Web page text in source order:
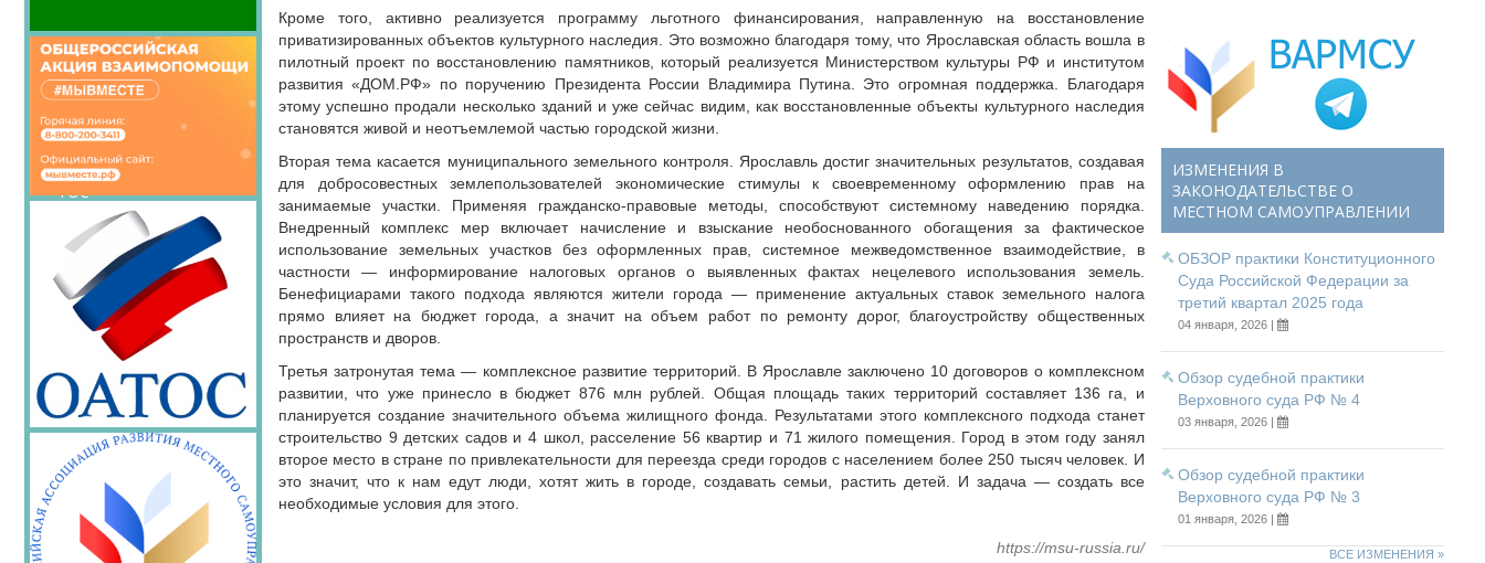
Вопрос-ответ
ОКМО
Информационный
бюллетень МСУ
НАСЕЛЕНИЕ И МСУ
ТОС
Лучшие практики ТОС
Кроме того, активно реализуется программу льготного финансирования, направленную на восстановление
приватизированных объектов культурного наследия. Это возможно благодаря тому, что Ярославская область вошла в
пилотный проект по восстановлению памятников, который реализуется Министерством культуры РФ и институтом
развития «ДОМ.РФ» по поручению Президента России Владимира Путина. Это огромная поддержка. Благодаря
этому успешно продали несколько зданий и уже сейчас видим, как восстановленные объекты культурного наследия
становятся живой и неотъемлемой частью городской жизни.
Вторая тема касается муниципального земельного контроля. Ярославль достиг значительных результатов, создавая
для добросовестных землепользователей экономические стимулы к своевременному оформлению прав на
занимаемые участки. Применяя гражданско-правовые методы, способствуют системному наведению порядка.
Внедренный комплекс мер включает начисление и взыскание необоснованного обогащения за фактическое
использование земельных участков без оформленных прав, системное межведомственное взаимодействие, в
частности — информирование налоговых органов о выявленных фактах нецелевого использования земель.
Бенефициарами такого подхода являются жители города — применение актуальных ставок земельного налога
прямо влияет на бюджет города, а значит на объем работ по ремонту дорог, благоустройству общественных
пространств и дворов.
Третья затронутая тема — комплексное развитие территорий. В Ярославле заключено 10 договоров о комплексном
развитии, что уже принесло в бюджет 876 млн рублей. Общая площадь таких территорий составляет 136 га, и
планируется создание значительного объема жилищного фонда. Результатами этого комплексного подхода станет
строительство 9 детских садов и 4 школ, расселение 56 квартир и 71 жилого помещения. Город в этом году занял
второе место в стране по привлекательности для переезда среди городов с населением более 250 тысяч человек. И
это значит, что к нам едут люди, хотят жить в городе, создавать семьи, растить детей. И задача — создать все
необходимые условия для этого.
https://msu-russia.ru/
ИЗМЕНЕНИЯ В
ЗАКОНОДАТЕЛЬСТВЕ О
МЕСТНОМ САМОУПРАВЛЕНИИ
ОБЗОР практики Конституционного
Суда Российской Федерации за
третий квартал 2025 года
04 января, 2026 |
Обзор судебной практики
Верховного суда РФ № 4
03 января, 2026 |
Обзор судебной практики
Верховного суда РФ № 3
01 января, 2026 |
ВСЕ ИЗМЕНЕНИЯ »